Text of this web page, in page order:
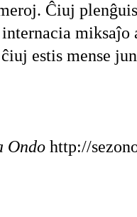
Ĉiuj
miksaĵo
estis mense
Ondo http://